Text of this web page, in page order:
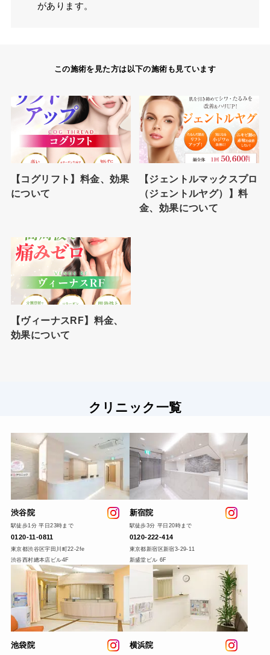
があります。
この施術を見た方は以下の施術も見ています
【コグリフト】料金、効果
について
【ジェントルマックスプロ
（ジェントルヤグ）】料
金、効果について
【ヴィーナスRF】料金、
効果について
クリニック一覧
渋谷院
駅徒歩1分 平日23時まで
0120-11-0811
東京都渋谷区宇田川町22-2fe
渋谷西村總本店ビル4F
新宿院
駅徒歩3分 平日20時まで
0120-222-414
東京都新宿区新宿3-29-11
新盛堂ビル 6F
池袋院 横浜院